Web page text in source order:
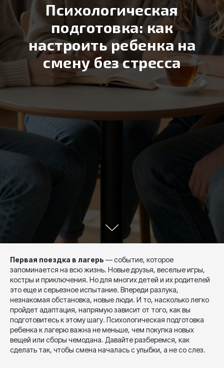
Психологическая
подготовка: как
настроить ребенка на
смену без стресса
Первая поездка в лагерь — событие, которое
запоминается на всю жизнь. Новые друзья, веселые игры,
костры и приключения. Но для многих детей и их родителей
это еще и серьезное испытание. Впереди разлука,
незнакомая обстановка, новые люди. И то, насколько легко
пройдет адаптация, напрямую зависит от того, как вы
подготовитесь к этому шагу. Психологическая подготовка
ребенка к лагерю важна не меньше, чем покупка новых
вещей или сборы чемодана. Давайте разберемся, как
сделать так, чтобы смена началась с улыбки, а не со слез.